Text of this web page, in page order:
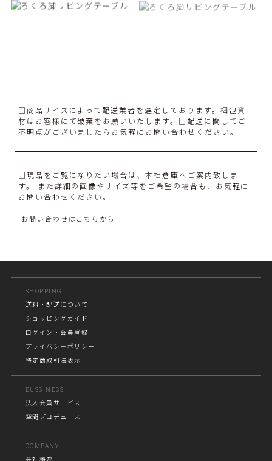
□商品サイズによって配送業者を選定しております。梱包資
材はお客様にて破棄をお願いいたします。□配送に関してご
不明点がございましたらお気軽にお問い合わせください。
□現品をご覧になりたい場合は、本社倉庫へご案内致しま
す。 また詳細の画像やサイズ等をご希望の場合も、お気軽に
お問い合わせください。
お問い合わせはこちらから
SHOPPING
送料・配送について
ショッピングガイド
ログイン・会員登録
プライバシーポリシー
特定商取引法表示
BUSSINESS
法人会員サービス
空間プロデュース
COMPANY
会社概要